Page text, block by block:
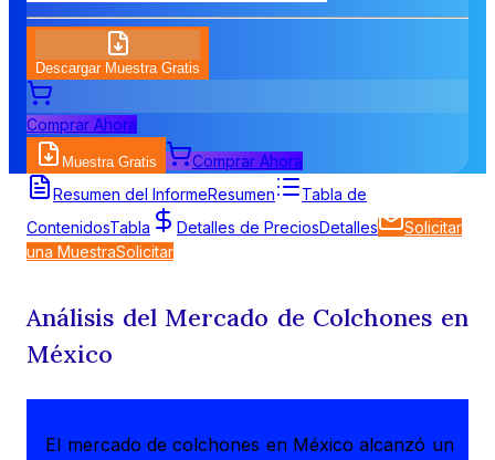
Descargar Muestra Gratis
Comprar Ahora
Muestra Gratis
Comprar Ahora
Resumen del InformeResumen
Tabla de
ContenidosTabla Detalles de PreciosDetalles
Solicitar
una MuestraSolicitar
Análisis del Mercado de Colchones en
México
El mercado de colchones en México alcanzó un